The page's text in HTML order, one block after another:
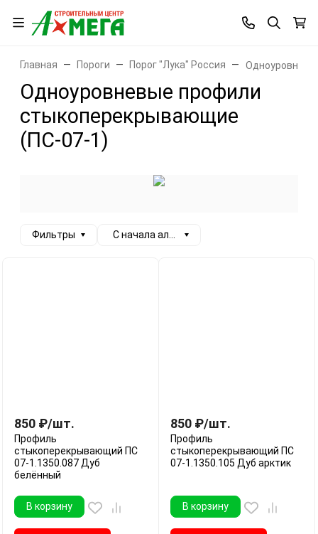
Главная Пороги Порог "Лука" Россия
Одноуровневые профили
стыкоперекрывающие
(ПС-07-1)
Фильтры С начала алфавита
850 ₽/шт.
Профиль
стыкоперекрывающий ПС
07-1.1350.087 Дуб
белённый
В корзину
850 ₽/шт.
Профиль
стыкоперекрывающий ПС
07-1.1350.105 Дуб арктик
В корзину